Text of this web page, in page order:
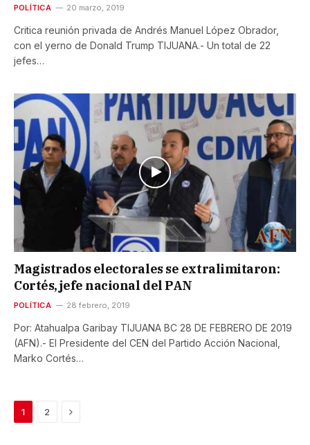
POLÍTICA 20 marzo, 2019
Critica reunión privada de Andrés Manuel López Obrador,
con el yerno de Donald Trump TIJUANA.- Un total de 22
jefes…
Magistrados electorales se extralimitaron:
Cortés, jefe nacional del PAN
POLÍTICA 28 febrero, 2019
Por: Atahualpa Garibay TIJUANA BC 28 DE FEBRERO DE 2019
(AFN).- El Presidente del CEN del Partido Acción Nacional,
Marko Cortés…
1 2 Next